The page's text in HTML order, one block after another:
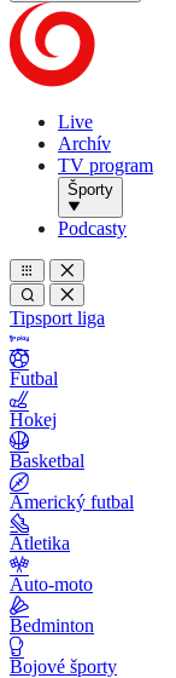
Live
Archív
TV program
Športy
Podcasty
Tipsport liga
Futbal
Hokej
Basketbal
Americký futbal
Atletika
Auto-moto
Bedminton
Bojové športy